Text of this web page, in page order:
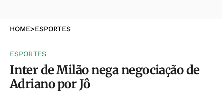
HOME>ESPORTES
ESPORTES
Inter de Milão nega negociação de
Adriano por Jô